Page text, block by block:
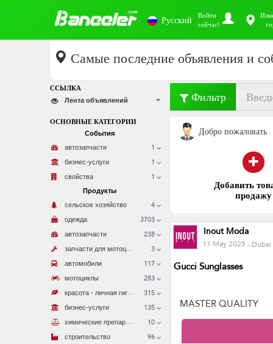
Русский Войти
сейчас!
Самые последние объявления и
ССЫЛКА
Лента объявлений
ОСНОВНЫЕ КАТЕГОРИИ
События
1
автозапчасти
1
бизнес-услуги
1
свойства
Продукты
4
сельское хозяйство
3703
одежда
238
автозапчасти
3
з
апчасти для мотоциклов
117
автомобили
283
мотоциклы
315
к
расота - личная гигиена
135
бизнес-услуги
10
х
имические препараты
96
строительство
Фильтр
Добро пожаловать
Добавить
Inout Moda
11 May 2025- Dubai
Gucci Sunglasses
MASTER QUALITY